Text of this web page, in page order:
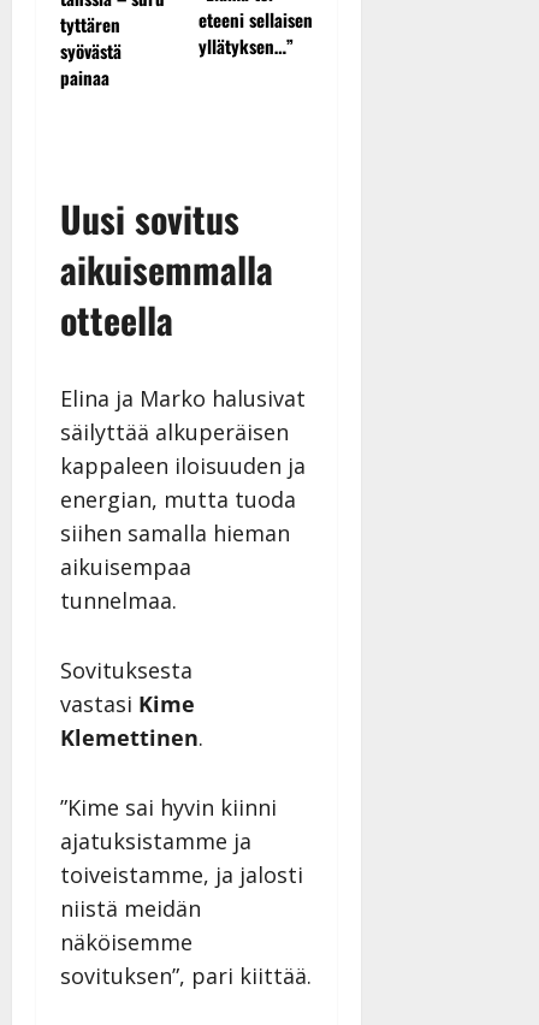
tyttären
syövästä
painaa
eteeni sellaisen
yllätyksen…”
Uusi sovitus
aikuisemmalla
otteella
Elina ja Marko halusivat
säilyttää alkuperäisen
kappaleen iloisuuden ja
energian, mutta tuoda
siihen samalla hieman
aikuisempaa
tunnelmaa.
Sovituksesta
vastasi Kime
Klemettinen.
”Kime sai hyvin kiinni
ajatuksistamme ja
toiveistamme, ja jalosti
niistä meidän
näköisemme
sovituksen”, pari kiittää.